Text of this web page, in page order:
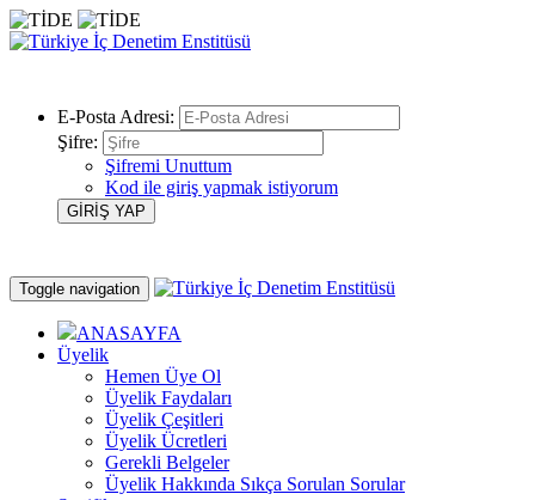
E-Posta Adresi:
Şifre:
Şifremi Unuttum
Kod ile giriş yapmak istiyorum
Toggle navigation
ANASAYFA
Üyelik
Hemen Üye Ol
Üyelik Faydaları
Üyelik Çeşitleri
Üyelik Ücretleri
Gerekli Belgeler
Üyelik Hakkında Sıkça Sorulan Sorular